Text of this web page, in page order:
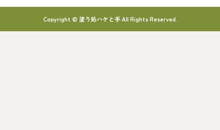
Copyright © 塗り処ハケと手 All Rights Reserved.